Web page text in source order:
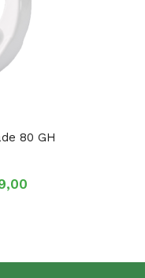
80 GH
Prijsklasse: